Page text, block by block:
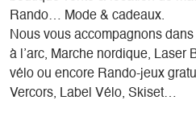
Rando… Mode & cadeaux.
Nous vous accompagnons
à l’arc, Marche nordique, Laser
vélo ou encore Rando-jeux
Vercors, Label Vélo, Skiset…